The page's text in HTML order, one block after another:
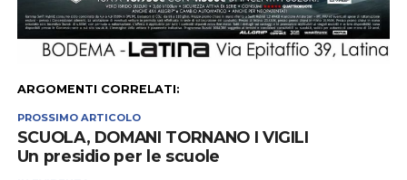
ARGOMENTI CORRELATI:
PROSSIMO ARTICOLO
SCUOLA, DOMANI TORNANO I VIGILI
Un presidio per le scuole